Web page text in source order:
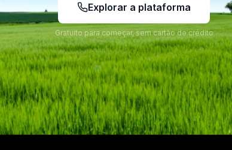
Explorar a plataforma
Gratuito para começar, sem cartão de crédito